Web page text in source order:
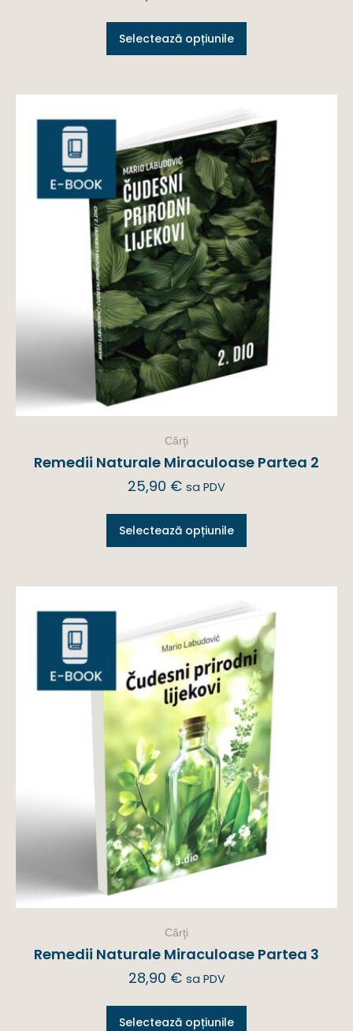
Selectează opțiunile
Cărţi
Remedii Naturale Miraculoase Partea 2
25,90 € sa PDV
Selectează opțiunile
Cărţi
Remedii Naturale Miraculoase Partea 3
28,90 € sa PDV
Selectează opțiunile